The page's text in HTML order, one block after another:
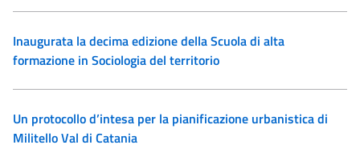
Inaugurata la decima edizione della Scuola di alta
formazione in Sociologia del territorio
Un protocollo d’intesa per la pianificazione urbanistica di
Militello Val di Catania